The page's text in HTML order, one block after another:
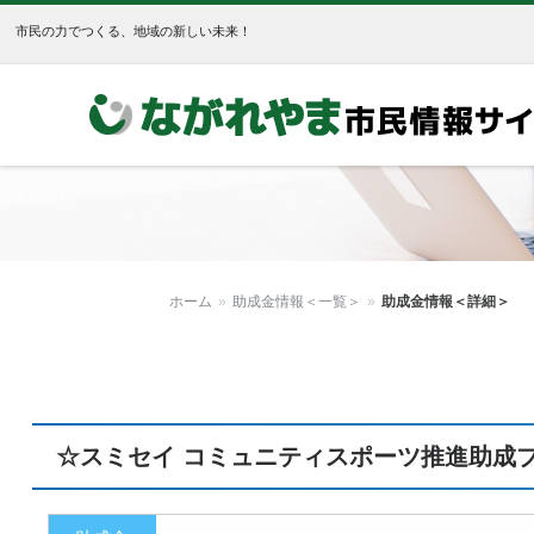
市民の力でつくる、地域の新しい未来！
ながれやま市民情報サイト
ホーム » 助成金情報＜一覧＞ » 助成金情報＜詳細＞
☆スミセイ コミュニティスポーツ推進助成